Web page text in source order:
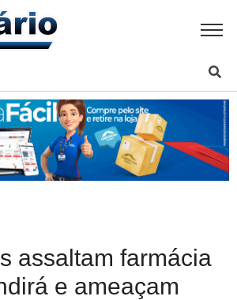
assaltam farmácia
e ameaçam